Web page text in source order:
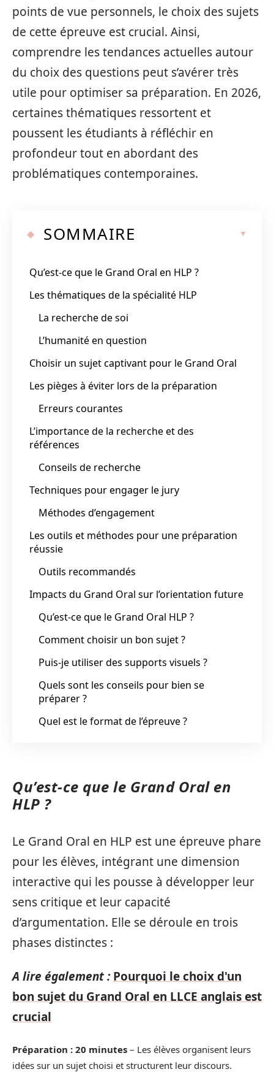
points de vue personnels, le choix des sujets
de cette épreuve est crucial. Ainsi,
comprendre les tendances actuelles autour
du choix des questions peut s’avérer très
utile pour optimiser sa préparation. En 2026,
certaines thématiques ressortent et
poussent les étudiants à réfléchir en
profondeur tout en abordant des
problématiques contemporaines.
SOMMAIRE
Qu’est-ce que le Grand Oral en HLP ?
Les thématiques de la spécialité HLP
La recherche de soi
L’humanité en question
Choisir un sujet captivant pour le Grand Oral
Les pièges à éviter lors de la préparation
Erreurs courantes
L’importance de la recherche et des
références
Conseils de recherche
Techniques pour engager le jury
Méthodes d’engagement
Les outils et méthodes pour une préparation
réussie
Outils recommandés
Impacts du Grand Oral sur l’orientation future
Qu’est-ce que le Grand Oral HLP ?
Comment choisir un bon sujet ?
Puis-je utiliser des supports visuels ?
Quels sont les conseils pour bien se
préparer ?
Quel est le format de l’épreuve ?
Qu’est-ce que le Grand Oral en
HLP ?
Le Grand Oral en HLP est une épreuve phare
pour les élèves, intégrant une dimension
interactive qui les pousse à développer leur
sens critique et leur capacité
d’argumentation. Elle se déroule en trois
phases distinctes :
A lire également : Pourquoi le choix d'un
bon sujet du Grand Oral en LLCE anglais est
crucial
Préparation : 20 minutes – Les élèves organisent leurs
idées sur un sujet choisi et structurent leur discours.